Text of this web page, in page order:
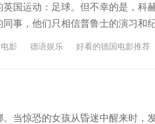
德语原创内容，转载请注明沪江
国运动：足球。但不幸的是，科
事，他们只相信普鲁士的演习和
德语。 更多上海电影节参展德语
影 德语娱乐
好看的德国电影推荐
当惊恐的女孩从昏迷中醒来时，